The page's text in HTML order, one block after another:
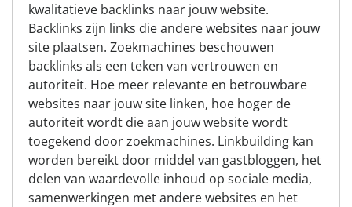
kwalitatieve backlinks naar jouw website.
Backlinks zijn links die andere websites naar jouw
site plaatsen. Zoekmachines beschouwen
backlinks als een teken van vertrouwen en
autoriteit. Hoe meer relevante en betrouwbare
websites naar jouw site linken, hoe hoger de
autoriteit wordt die aan jouw website wordt
toegekend door zoekmachines. Linkbuilding kan
worden bereikt door middel van gastbloggen, het
delen van waardevolle inhoud op sociale media,
samenwerkingen met andere websites en het